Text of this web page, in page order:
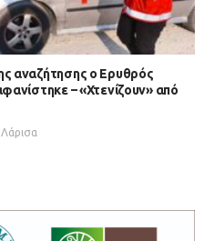
αναζήτησης ο Ερυθρός
– «Χτενίζουν» από
Λάρισα